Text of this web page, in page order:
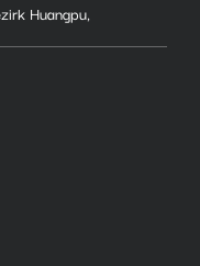
Huangpu,